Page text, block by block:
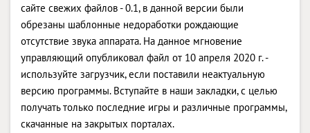
сайте свежих файлов - 0.1, в данной версии были
обрезаны шаблонные недоработки рождающие
отсутствие звука аппарата. На данное мгновение
управляющий опубликовал файл от 10 апреля 2020 г. -
используйте загрузчик, если поставили неактуальную
версию программы. Вступайте в наши закладки, с целью
получать только последние игры и различные программы,
скачанные на закрытых порталах.